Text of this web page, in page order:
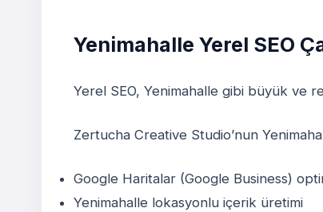
Yenimahalle Yerel SEO
Yerel SEO, Yenimahalle gibi büyük ve
Zertucha Creative Studio’nun
Google Haritalar (Google Business)
Yenimahalle lokasyonlu içerik üretimi